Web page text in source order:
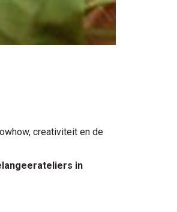
creativiteit en de
in